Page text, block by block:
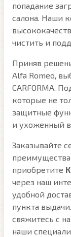
попадание
салона. Наши
чистить и
Приняв
Alfa Romeo,
CARFORMA.
которые не
защитные
и ухоженный
Заказывайте
приобретите
через наш
удобной
пункта
свяжитесь с
наши